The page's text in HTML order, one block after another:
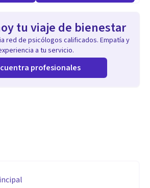
tu viaje de bienestar
red de psicólogos calificados. Empatía y
a tu servicio.
profesionales